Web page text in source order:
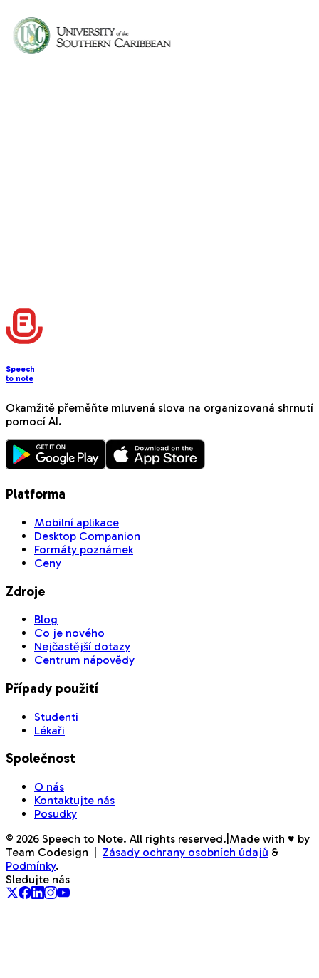
Do I need internet access to record notes?
Speech
to note
Okamžitě přeměňte mluvená slova na organizovaná shrnutí
pomocí AI.
Platforma
Mobilní aplikace
Desktop Companion
Formáty poznámek
Ceny
Zdroje
Blog
Co je nového
Nejčastější dotazy
Centrum nápovědy
Případy použití
Studenti
Lékaři
Společnost
O nás
Kontaktujte nás
Posudky
© 2026 Speech to Note. All rights reserved. Made with ♥ by
Team Codesign
Zásady ochrany osobních údajů &
Podmínky.
Sledujte nás